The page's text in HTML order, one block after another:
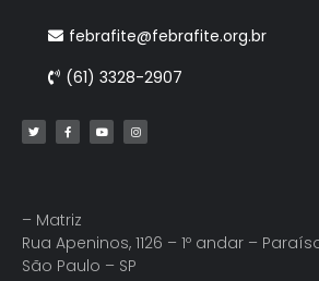
febrafite@febrafite.org.br
(61) 3328-2907
– Matriz
Rua Apeninos, 1126 – 1º andar –
São Paulo – SP